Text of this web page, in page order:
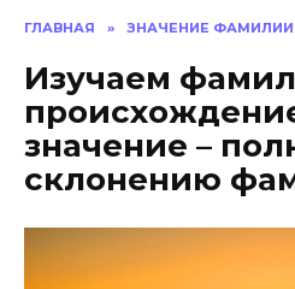
ГЛАВНАЯ » ЗНАЧЕНИЕ ФАМИЛИИ
Изучаем
значение –
склонению